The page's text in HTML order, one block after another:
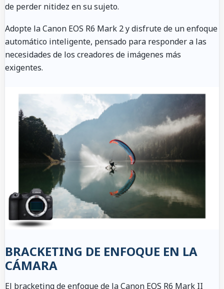
de perder nitidez en su sujeto.
Adopte la Canon EOS R6 Mark 2 y disfrute de un enfoque
automático inteligente, pensado para responder a las
necesidades de los creadores de imágenes más
exigentes.
BRACKETING DE ENFOQUE EN LA
CÁMARA
El bracketing de enfoque de la Canon EOS R6 Mark II